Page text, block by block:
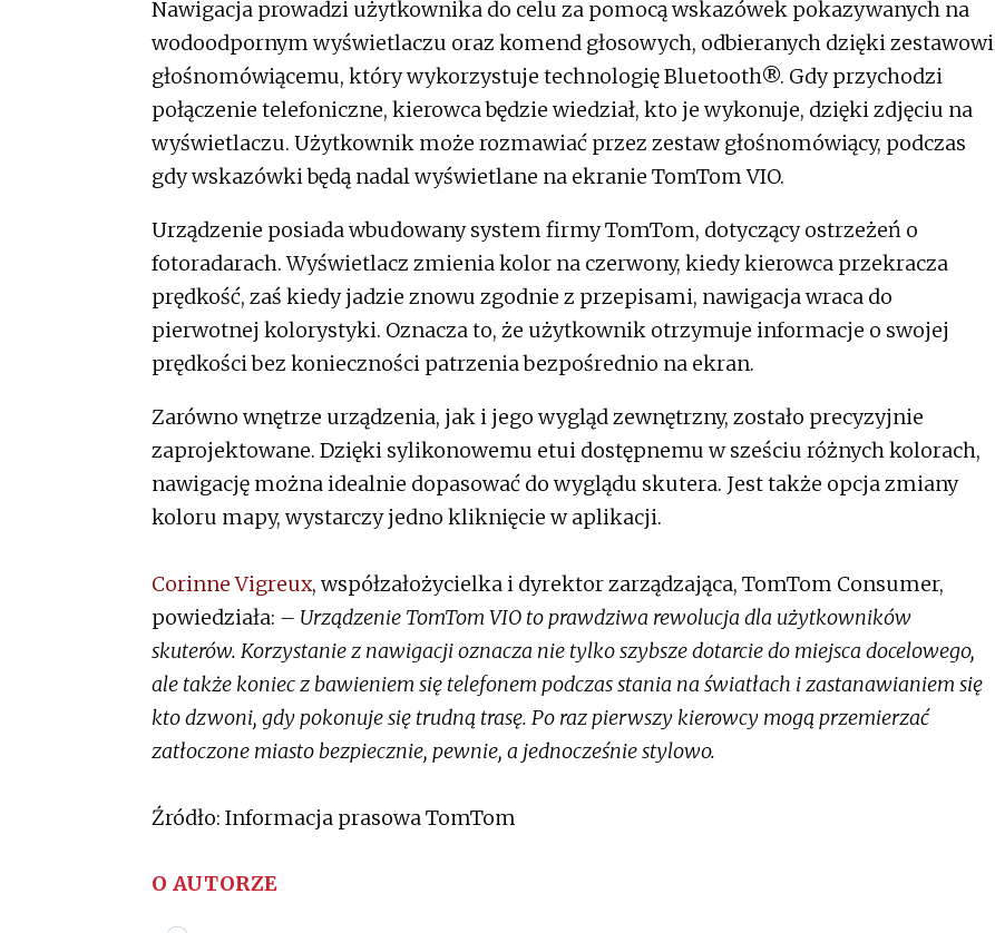
Nawigacja prowadzi użytkownika do celu za pomocą wskazówek pokazywanych na
wodoodpornym wyświetlaczu oraz komend głosowych, odbieranych dzięki zestawowi
głośnomówiącemu, który wykorzystuje technologię Bluetooth®. Gdy przychodzi
połączenie telefoniczne, kierowca będzie wiedział, kto je wykonuje, dzięki zdjęciu na
wyświetlaczu. Użytkownik może rozmawiać przez zestaw głośnomówiący, podczas
gdy wskazówki będą nadal wyświetlane na ekranie TomTom VIO.
Urządzenie posiada wbudowany system firmy TomTom, dotyczący ostrzeżeń o
fotoradarach. Wyświetlacz zmienia kolor na czerwony, kiedy kierowca przekracza
prędkość, zaś kiedy jadzie znowu zgodnie z przepisami, nawigacja wraca do
pierwotnej kolorystyki. Oznacza to, że użytkownik otrzymuje informacje o swojej
prędkości bez konieczności patrzenia bezpośrednio na ekran.
Zarówno wnętrze urządzenia, jak i jego wygląd zewnętrzny, zostało precyzyjnie
zaprojektowane. Dzięki sylikonowemu etui dostępnemu w sześciu różnych kolorach,
nawigację można idealnie dopasować do wyglądu skutera. Jest także opcja zmiany
koloru mapy, wystarczy jedno kliknięcie w aplikacji.
Corinne Vigreux, współzałożycielka i dyrektor zarządzająca, TomTom Consumer,
powiedziała: – Urządzenie TomTom VIO to prawdziwa rewolucja dla użytkowników
skuterów. Korzystanie z nawigacji oznacza nie tylko szybsze dotarcie do miejsca docelowego,
ale także koniec z bawieniem się telefonem podczas stania na światłach i zastanawianiem się
kto dzwoni, gdy pokonuje się trudną trasę. Po raz pierwszy kierowcy mogą przemierzać
zatłoczone miasto bezpiecznie, pewnie, a jednocześnie stylowo.
Źródło: Informacja prasowa TomTom
O AUTORZE